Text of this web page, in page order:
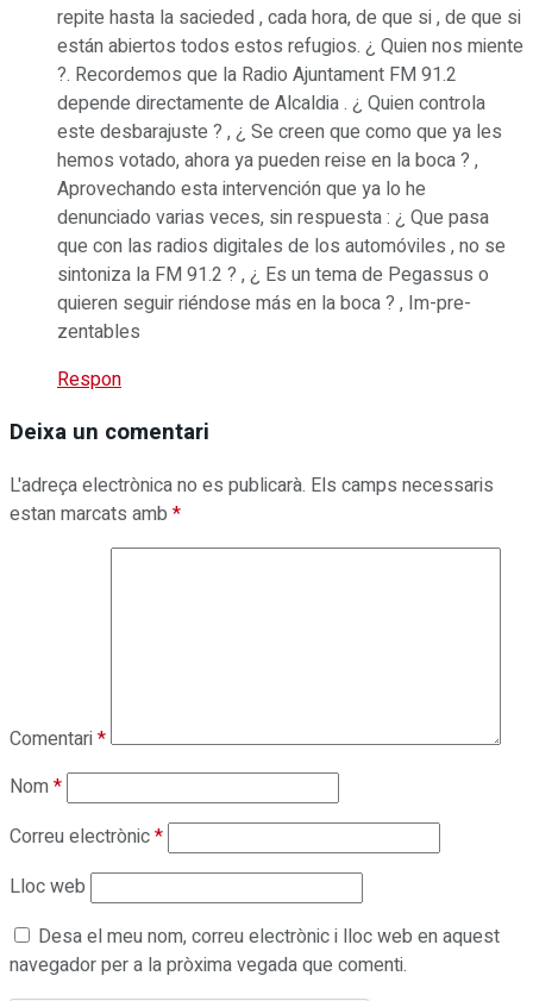
repite hasta la sacieded , cada hora, de que si , de que si
están abiertos todos estos refugios. ¿ Quien nos miente
?. Recordemos que la Radio Ajuntament FM 91.2
depende directamente de Alcaldia . ¿ Quien controla
este desbarajuste ? , ¿ Se creen que como que ya les
hemos votado, ahora ya pueden reise en la boca ? ,
Aprovechando esta intervención que ya lo he
denunciado varias veces, sin respuesta : ¿ Que pasa
que con las radios digitales de los automóviles , no se
sintoniza la FM 91.2 ? , ¿ Es un tema de Pegassus o
quieren seguir riéndose más en la boca ? , Im-pre-
zentables
Respon
Deixa un comentari
L'adreça electrònica no es publicarà. Els camps necessaris
estan marcats amb *
Comentari*
Nom*
Correu electrònic*
Lloc web
Desa el meu nom, correu electrònic i lloc web en aquest
navegador per a la pròxima vegada que comenti.